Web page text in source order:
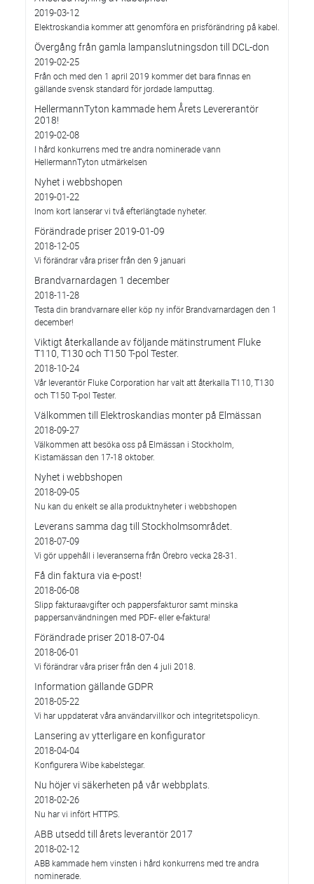
2019-03-12
Elektroskandia kommer att genomföra en prisförändring på kabel.
Övergång från gamla lampanslutningsdon till DCL-don
2019-02-25
Från och med den 1 april 2019 kommer det bara finnas en
gällande svensk standard för jordade lamputtag.
HellermannTyton kammade hem Årets Levererantör
2018!
2019-02-08
I hård konkurrens med tre andra nominerade vann
HellermannTyton utmärkelsen
Nyhet i webbshopen
2019-01-22
Inom kort lanserar vi två efterlängtade nyheter.
Förändrade priser 2019-01-09
2018-12-05
Vi förändrar våra priser från den 9 januari
Brandvarnardagen 1 december
2018-11-28
Testa din brandvarnare eller köp ny inför Brandvarnardagen den 1
december!
Viktigt återkallande av följande mätinstrument Fluke
T110, T130 och T150 T-pol Tester.
2018-10-24
Vår leverantör Fluke Corporation har valt att återkalla T110, T130
och T150 T-pol Tester.
Välkommen till Elektroskandias monter på Elmässan
2018-09-27
Välkommen att besöka oss på Elmässan i Stockholm,
Kistamässan den 17-18 oktober.
Nyhet i webbshopen
2018-09-05
Nu kan du enkelt se alla produktnyheter i webbshopen
Leverans samma dag till Stockholmsområdet.
2018-07-09
Vi gör uppehåll i leveranserna från Örebro vecka 28-31.
Få din faktura via e-post!
2018-06-08
Slipp fakturaavgifter och pappersfakturor samt minska
pappersanvändningen med PDF- eller e-faktura!
Förändrade priser 2018-07-04
2018-06-01
Vi förändrar våra priser från den 4 juli 2018.
Information gällande GDPR
2018-05-22
Vi har uppdaterat våra användarvillkor och integritetspolicyn.
Lansering av ytterligare en konfigurator
2018-04-04
Konfigurera Wibe kabelstegar.
Nu höjer vi säkerheten på vår webbplats.
2018-02-26
Nu har vi infört HTTPS.
ABB utsedd till årets leverantör 2017
2018-02-12
ABB kammade hem vinsten i hård konkurrens med tre andra
nominerade.